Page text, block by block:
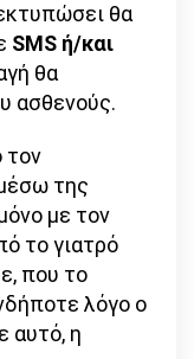
θα
SMS ή/και
θα
ασθενούς.
τον
της
με τον
το γιατρό
που το
λόγο ο
αυτό, η